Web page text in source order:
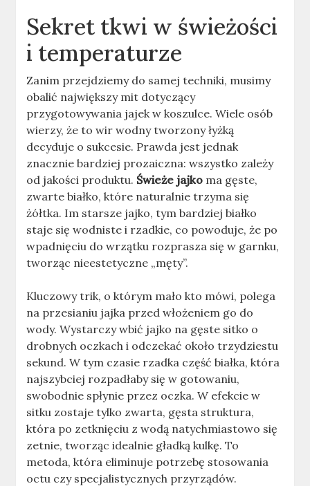
Sekret tkwi w świeżości
i temperaturze
Zanim przejdziemy do samej techniki, musimy
obalić największy mit dotyczący
przygotowywania jajek w koszulce. Wiele osób
wierzy, że to wir wodny tworzony łyżką
decyduje o sukcesie. Prawda jest jednak
znacznie bardziej prozaiczna: wszystko zależy
od jakości produktu. Świeże jajko ma gęste,
zwarte białko, które naturalnie trzyma się
żółtka. Im starsze jajko, tym bardziej białko
staje się wodniste i rzadkie, co powoduje, że po
wpadnięciu do wrzątku rozprasza się w garnku,
tworząc nieestetyczne „męty”.
Kluczowy trik, o którym mało kto mówi, polega
na przesianiu jajka przed włożeniem go do
wody. Wystarczy wbić jajko na gęste sitko o
drobnych oczkach i odczekać około trzydziestu
sekund. W tym czasie rzadka część białka, która
najszybciej rozpadłaby się w gotowaniu,
swobodnie spłynie przez oczka. W efekcie w
sitku zostaje tylko zwarta, gęsta struktura,
która po zetknięciu z wodą natychmiastowo się
zetnie, tworząc idealnie gładką kulkę. To
metoda, która eliminuje potrzebę stosowania
octu czy specjalistycznych przyrządów.